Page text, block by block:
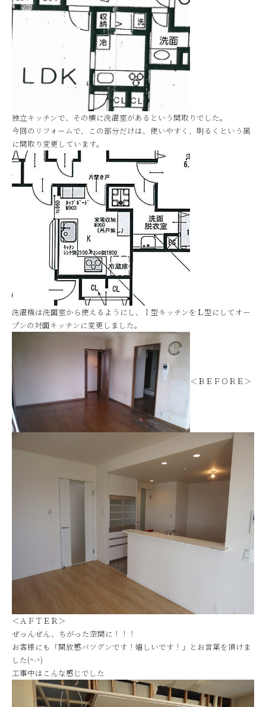
独立キッチンで、その横に洗濯室があるという間取りでした。
今回のリフォームで、この部分だけは、使いやすく、明るくという風
に間取り変更しています。
洗濯機は洗面室から使えるようにし、Ｉ型キッチンをＬ型にしてオー
プンの対面キッチンに変更しました。
＜ＢＥＦＯＲＥ＞
＜ＡＦＴＥＲ＞
ぜっんぜん、ちがった空間に！！！
お客様にも「開放感バツグンです！嬉しいです！」とお言葉を頂けま
した(^-^)
工事中はこんな感じでした